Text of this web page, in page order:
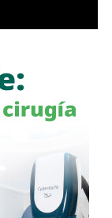
situación de
legales